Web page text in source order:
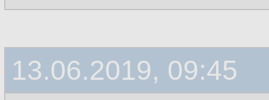
13.06.2019, 09:45